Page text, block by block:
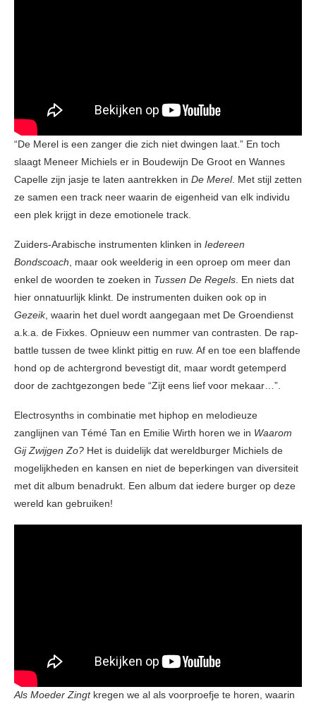
“De Merel is een zanger die zich niet dwingen laat.” En toch
slaagt Meneer Michiels er in Boudewijn De Groot en Wannes
Capelle zijn jasje te laten aantrekken in De Merel. Met stijl zetten
ze samen een track neer waarin de eigenheid van elk individu
een plek krijgt in deze emotionele track.
Zuiders-Arabische instrumenten klinken in Iedereen
Bondscoach , maar ook weelderig in een oproep om meer dan
enkel de woorden te zoeken in Tussen De Regels . En niets dat
hier onnatuurlijk klinkt. De instrumenten duiken ook op in
Gezeik, waarin het duel wordt aangegaan met De Groendienst
a.k.a. de Fixkes. Opnieuw een nummer van contrasten. De rap-
battle tussen de twee klinkt pittig en ruw. Af en toe een blaffende
hond op de achtergrond bevestigt dit, maar wordt getemperd
door de zachtgezongen bede “Zijt eens lief voor mekaar…”.
Electrosynths in combinatie met hiphop en melodieuze
zanglijnen van Témé Tan en Emilie Wirth horen we in Waarom
Gij Zwijgen Zo? Het is duidelijk dat wereldburger Michiels de
mogelijkheden en kansen en niet de beperkingen van diversiteit
met dit album benadrukt. Een album dat iedere burger op deze
wereld kan gebruiken!
Als Moeder Zingtkregen we al als voorproefje te horen, waarin